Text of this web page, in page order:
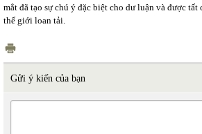
mắt đã tạo sự chú ý đặc biệt cho dư luận và được tất
thế giới loan tải.
Gửi ý kiến của bạn